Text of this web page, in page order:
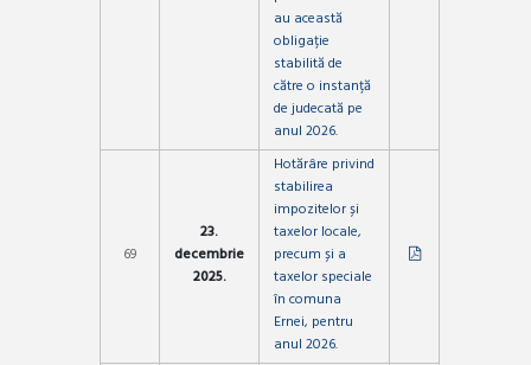
au această
obligație
stabilită de
către o instanță
de judecată pe
anul 2026.
69
23.
decembrie
2025.
Hotărâre privind
stabilirea
impozitelor și
taxelor locale,
precum și a
taxelor speciale
în comuna
Ernei, pentru
anul 2026.